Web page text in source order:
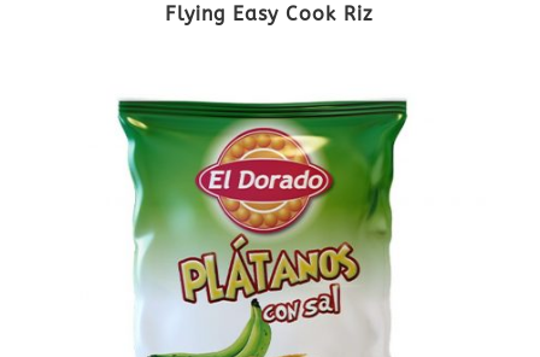
Flying Easy Cook Riz